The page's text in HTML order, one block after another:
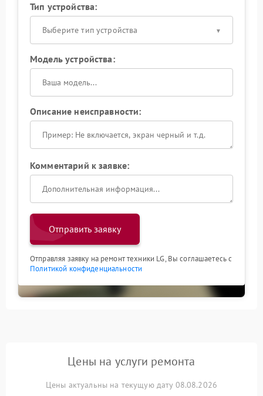
Тип устройства:
Выберите тип устройства
Модель устройства:
Описание неисправности:
Комментарий к заявке:
Отправить заявку
Отправляя заявку на ремонт техники LG, Вы соглашаетесь с
Политикой конфиденциальности
Цены на услуги ремонта
Цены актуальны на текущую дату 08.08.2026